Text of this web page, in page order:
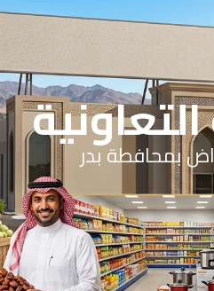
بمحافطة بدر